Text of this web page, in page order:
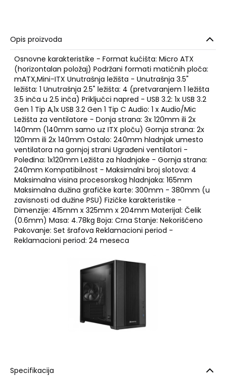
Opis proizvoda
Osnovne karakteristike - Format kućišta: Micro ATX
(horizontalan položaj) Podržani formati matičnih ploča:
mATX,Mini-ITX Unutrašnja ležišta - Unutrašnja 3.5"
ležišta: 1 Unutrašnja 2.5" ležišta: 4 (pretvaranjem 1 ležišta
3.5 inča u 2.5 inča) Priključci napred - USB 3.2: 1x USB 3.2
Gen 1 Tip A,1x USB 3.2 Gen 1 Tip C Audio: 1 x Audio/Mic
Ležišta za ventilatore - Donja strana: 3x 120mm ili 2x
140mm (140mm samo uz ITX ploču) Gornja strana: 2x
120mm ili 2x 140mm Ostalo: 240mm hladnjak umesto
ventilatora na gornjoj strani Ugrađeni ventilatori -
Poleđina: 1x120mm Ležišta za hladnjake - Gornja strana:
240mm Kompatibilnost - Maksimalni broj slotova: 4
Maksimalna visina procesorskog hladnjaka: 165mm
Maksimalna dužina grafičke karte: 300mm - 380mm (u
zavisnosti od dužine PSU) Fizičke karakteristike -
Dimenzije: 415mm x 325mm x 204mm Materijal: Čelik
(0.6mm) Masa: 4.78kg Boja: Crna Stanje: Nekorišćeno
Pakovanje: Set šrafova Reklamacioni period -
Reklamacioni period: 24 meseca
Specifikacija